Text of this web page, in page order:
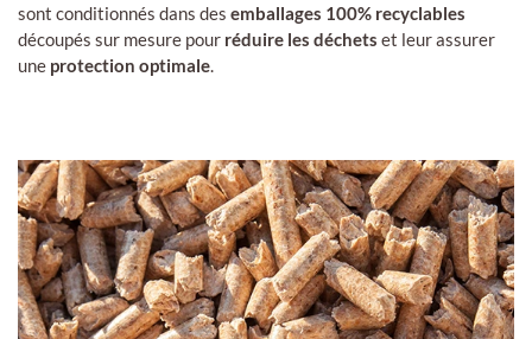
sont conditionnés dans des emballages 100% recyclables
découpés sur mesure pour réduire les déchets et leur assurer
une protection optimale.